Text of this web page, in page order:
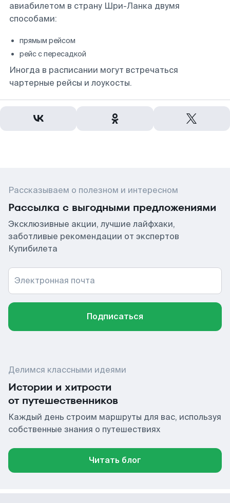
авиабилетом в страну Шри-Ланка двумя
способами:
прямым рейсом
рейс с пересадкой
Иногда в расписании могут встречаться
чартерные рейсы и лоукосты.
Рассказываем о полезном и интересном
Рассылка с выгодными предложениями
Эксклюзивные акции, лучшие лайфхаки,
заботливые рекомендации от экспертов
Купибилета
Электронная почта
Подписаться
Делимся классными идеями
Истории и хитрости
от путешественников
Каждый день строим маршруты для вас, используя
собственные знания о путешествиях
Читать блог